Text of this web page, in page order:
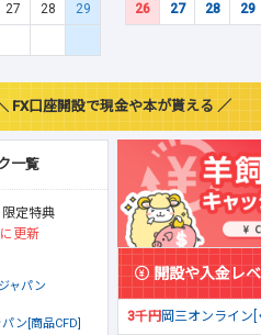
27 28
29
26
27 28 29
FX口座開設で現金や本が貰える ／
一覧
定特典
更新
ャパン
ン[商品CFD]
開設や入金レ
3千円岡三オンライン[